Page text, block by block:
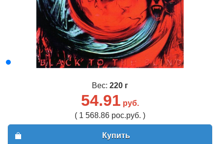
Вес: 220 г
54.91 руб.
( 1 568.86 рос.руб. )
Купить